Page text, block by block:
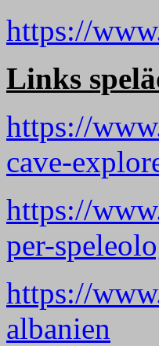
https://
Links
https://
cave-
https://
per-
https://
albanien